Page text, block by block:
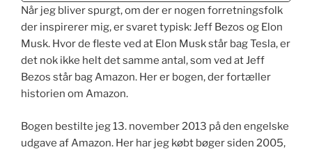
Når jeg bliver spurgt, om der er nogen forretningsfolk
der inspirerer mig, er svaret typisk: Jeff Bezos og Elon
Musk. Hvor de fleste ved at Elon Musk står bag Tesla, er
det nok ikke helt det samme antal, som ved at Jeff
Bezos står bag Amazon. Her er bogen, der fortæller
historien om Amazon.
Bogen bestilte jeg 13. november 2013 på den engelske
udgave af Amazon. Her har jeg købt bøger siden 2005,